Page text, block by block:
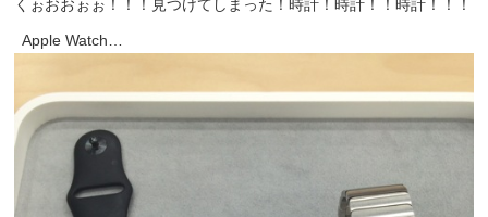
くぉおおぉぉ！！！見つけてしまった！時計！時計！！時計！！！
Apple Watch…